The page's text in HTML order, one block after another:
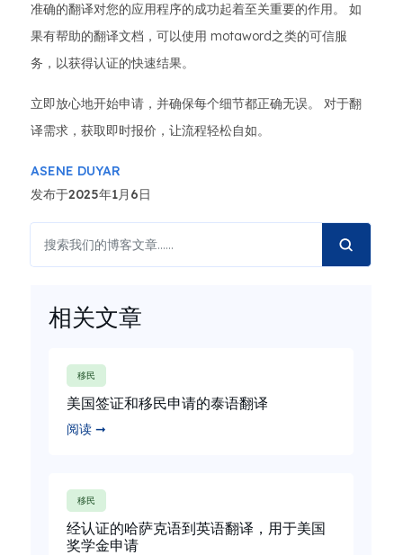
准确的翻译对您的应用程序的成功起着至关重要的作用。 如
果有帮助的翻译文档，可以使用 motaword之类的可信服
务，以获得认证的快速结果。
立即放心地开始申请，并确保每个细节都正确无误。 对于翻
译需求，获取即时报价，让流程轻松自如。
ASENE DUYAR
发布于2025年1月6日
相关文章
移民
美国签证和移民申请的泰语翻译
阅读 ➞
移民
经认证的哈萨克语到英语翻译，用于美国
奖学金申请